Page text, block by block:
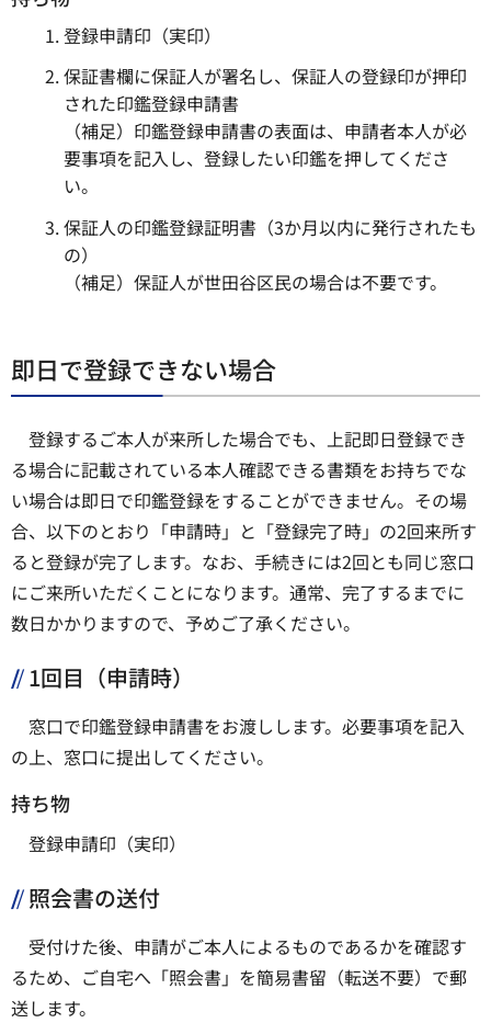
登録申請印（実印）
保証書欄に保証人が署名し、保証人の登録印が押印
された印鑑登録申請書
（補足）印鑑登録申請書の表面は、申請者本人が必
要事項を記入し、登録したい印鑑を押してくださ
い。
保証人の印鑑登録証明書（3か月以内に発行されたも
の）
（補足）保証人が世田谷区民の場合は不要です。
即日で登録できない場合
登録するご本人が来所した場合でも、上記即日登録でき
る場合に記載されている本人確認できる書類をお持ちでな
い場合は即日で印鑑登録をすることができません。その場
合、以下のとおり「申請時」と「登録完了時」の2回来所す
ると登録が完了します。なお、手続きには2回とも同じ窓口
にご来所いただくことになります。通常、完了するまでに
数日かかりますので、予めご了承ください。
1回目（申請時）
窓口で印鑑登録申請書をお渡しします。必要事項を記入
の上、窓口に提出してください。
持ち物
登録申請印（実印）
照会書の送付
受付けた後、申請がご本人によるものであるかを確認す
るため、ご自宅へ「照会書」を簡易書留（転送不要）で郵
送します。